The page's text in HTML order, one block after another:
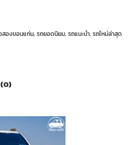
สองขอนแก่น, รถยอดนิยม, รถแนะนำ, รถใหม่ล่าสุด